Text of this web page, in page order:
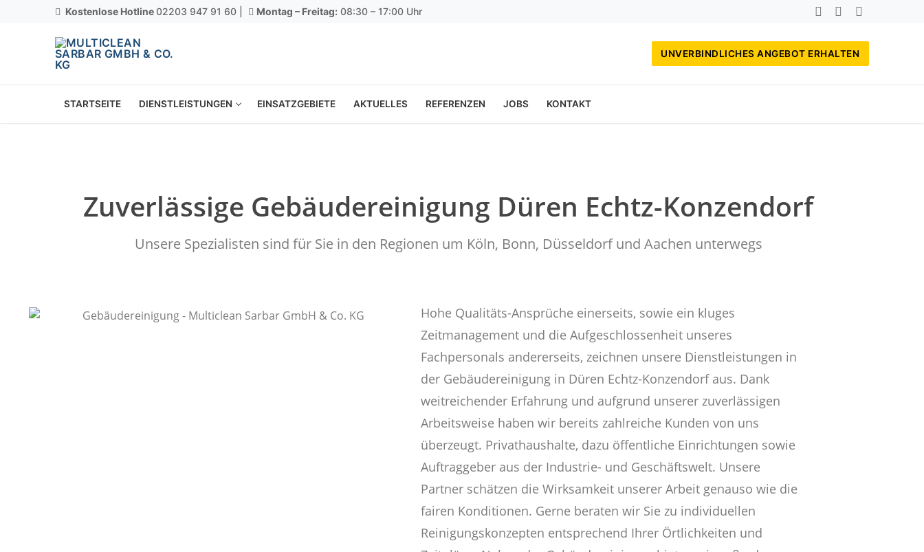
Kostenlose Hotline02203 947 91 60 | Montag – Freitag: 08:30 – 17:00 Uhr
UNVERBINDLICHES ANGEBOT ERHALTEN
STARTSEITE DIENSTLEISTUNGEN EINSATZGEBIETE AKTUELLES REFERENZEN JOBS KONTAKT
Zuverlässige Gebäudereinigung Düren Echtz-Konzendorf
Unsere Spezialisten sind für Sie in den Regionen um Köln, Bonn, Düsseldorf und Aachen unterwegs
Hohe Qualitäts-Ansprüche einerseits, sowie ein kluges
Zeitmanagement und die Aufgeschlossenheit unseres
Fachpersonals andererseits, zeichnen unsere Dienstleistungen in
der Gebäudereinigung in Düren Echtz-Konzendorf aus. Dank
weitreichender Erfahrung und aufgrund unserer zuverlässigen
Arbeitsweise haben wir bereits zahlreiche Kunden von uns
überzeugt. Privathaushalte, dazu öffentliche Einrichtungen sowie
Auftraggeber aus der Industrie- und Geschäftswelt. Unsere
Partner schätzen die Wirksamkeit unserer Arbeit genauso wie die
fairen Konditionen. Gerne beraten wir Sie zu individuellen
Reinigungskonzepten entsprechend Ihrer Örtlichkeiten und